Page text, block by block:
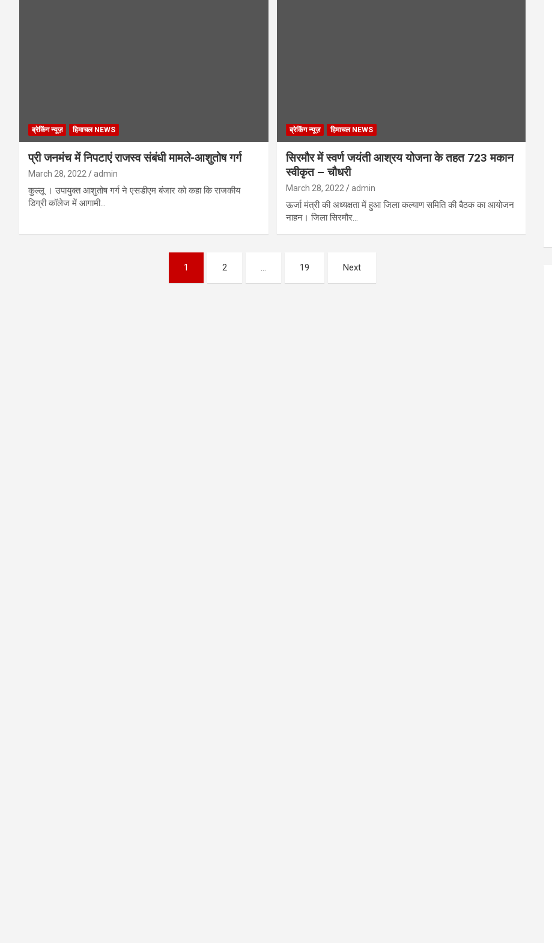
ब्रेकिंग न्यूज़ हिमाचल NEWS
प्री जनमंच में निपटाएं राजस्व संबंधी मामले-आशुतोष गर्ग
March 28, 2022 admin
कुल्लू । उपायुक्त आशुतोष गर्ग ने एसडीएम बंजार को कहा कि राजकीय
डिग्री कॉलेज में आगामी…
ब्रेकिंग न्यूज़ हिमाचल NEWS
सिरमौर में स्वर्ण जयंती आश्रय योजना के तहत 723 मकान
स्वीकृत – चौधरी
March 28, 2022 admin
ऊर्जा मंत्री की अध्यक्षता में हुआ जिला कल्याण समिति की बैठक का आयोजन
नाहन। जिला सिरमौर…
1 2 … 19 Next